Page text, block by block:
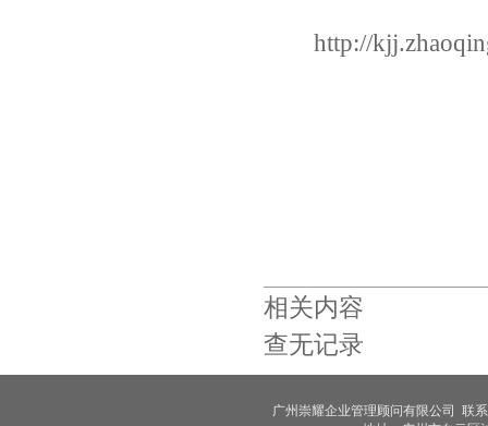
http://
相关内容
查无记录
广州崇耀企业管理顾问有限公司 联